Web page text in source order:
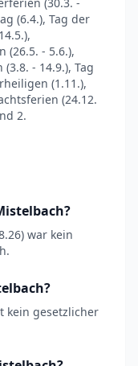
(6.4.), Tag der
(26.5. - 5.6.),
- 14.9.), Tag
(1.11.),
(24.12.
2.
war kein
kein gesetzlicher